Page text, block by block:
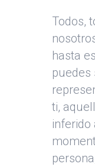
Todos,
hasta
puedes
ti,
inferido